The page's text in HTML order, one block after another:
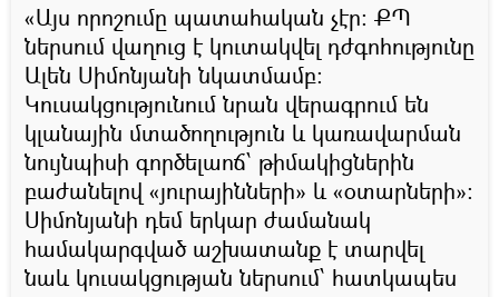
«Այս որոշումը պատահական չէր։ ՔՊ
ներսում վաղուց է կուտակվել դժգոհությունը
Ալեն Սիմոնյանի նկատմամբ։
Կուսակցությունում նրան վերագրում են
կլանային մտածողություն և կառավարման
նույնպիսի գործելաոճ՝ թիմակիցներին
բաժանելով «յուրայինների» և «օտարների»:
Սիմոնյանի դեմ երկար ժամանակ
համակարգված աշխատանք է տարվել
նաև կուսակցության ներսում՝ հատկապես